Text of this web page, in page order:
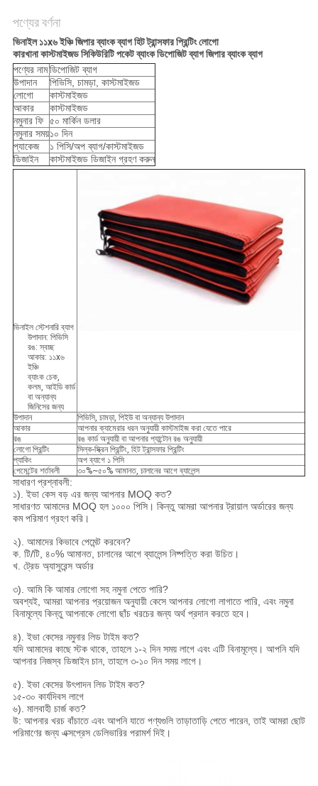
পণ্যের বর্ণনা
ভিনাইল ১১x৬ ইঞ্চি জিপার ব্যাংক ব্যাগ হিট ট্রান্সফার প্রিন্টিং লোগো
কারখানা কাস্টমাইজড সিকিউরিটি পকেট ব্যাংক ডিপোজিট ব্যাগ জিপার ব্যাংক ব্যাগ
পণ্যের নামডিপোজিট ব্যাগ
উপাদান
পিভিসি, চামড়া, কাস্টমাইজড
লোগো
কাস্টমাইজড
আকার
কাস্টমাইজড
নমুনার ফি ৫০ মার্কিন ডলার
নমুনার সময়১০ দিন
প্যাকেজ
১ পিসি/অপ ব্যাগ/কাস্টমাইজড
ডিজাইন
কাস্টমাইজড ডিজাইন গ্রহণ করুন
ভিনাইল স্টেশনারি ব্যাগ
উপাদান: পিভিসি
রঙ: স্বচ্ছ
আকার: ১১x৬
ইঞ্চি
ব্যাংক চেক,
কলম, আইডি কার্ড
বা অন্যান্য
জিনিসের জন্য
উপাদান
পিভিসি, চামড়া, পিইউ বা অন্যান্য উপাদান
আকার
আপনার ক্যামেরার ধরন অনুযায়ী কাস্টমাইজ করা যেতে পারে
রঙ
রঙ কার্ড অনুযায়ী বা আপনার প্যান্টোন রঙ অনুযায়ী
লোগো প্রিন্টিং
সিল্ক-স্ক্রিন প্রিন্টিং, হিট ট্রান্সফার প্রিন্টিং
প্যাকিং
অপ ব্যাগে ১ পিসি
পেমেন্টের শর্তাবলী
৩০%~৫০% আমানত, চালানের আগে ব্যালেন্স
সাধারণ প্রশ্নাবলী:
১). ইভা কেস বড় এর জন্য আপনার MOQ কত?
সাধারণত আমাদের MOQ হল ১০০০ পিসি। কিন্তু আমরা আপনার ট্রায়াল অর্ডারের জন্য
কম পরিমাণ গ্রহণ করি।
২). আমাদের কিভাবে পেমেন্ট করবেন?
ক. টি/টি, ৪০% আমানত, চালানের আগে ব্যালেন্স নিষ্পত্তি করা উচিত।
খ. ট্রেড অ্যাসুরেন্স অর্ডার
৩). আমি কি আমার লোগো সহ নমুনা পেতে পারি?
অবশ্যই, আমরা আপনার প্রয়োজন অনুযায়ী কেসে আপনার লোগো লাগাতে পারি, এবং নমুনা
বিনামূল্যে কিন্তু আপনাকে লোগো ছাঁচ খরচের জন্য অর্থ প্রদান করতে হবে।
৪). ইভা কেসের নমুনার লিড টাইম কত?
যদি আমাদের কাছে স্টক থাকে, তাহলে ১-২ দিন সময় লাগে এবং এটি বিনামূল্যে। আপনি যদি
আপনার নিজস্ব ডিজাইন চান, তাহলে ৩-১০ দিন সময় লাগে।
৫). ইভা কেসের উৎপাদন লিড টাইম কত?
১৫-৩০ কার্যদিবস লাগে
৬). মালবাহী চার্জ কত?
উ: আপনার খরচ বাঁচাতে এবং আপনি যাতে পণ্যগুলি তাড়াতাড়ি পেতে পারেন, তাই আমরা ছোট
পরিমাণের জন্য এক্সপ্রেস ডেলিভারির পরামর্শ দিই।